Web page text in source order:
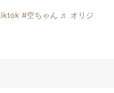
#空ちゃん ♬ オリジ